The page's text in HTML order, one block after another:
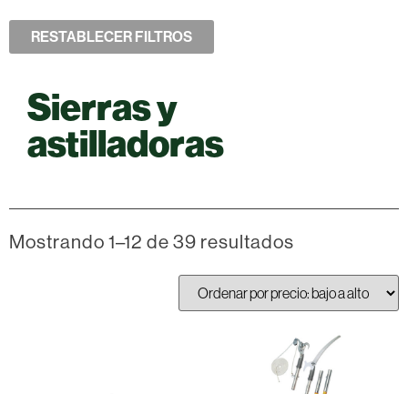
RESTABLECER FILTROS
Sierras y
astilladoras
Mostrando 1–12 de 39 resultados